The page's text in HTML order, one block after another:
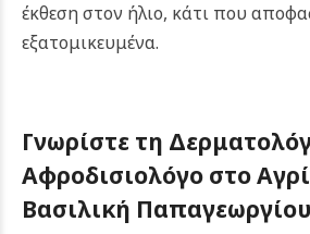
έκθεση στον ήλιο, κάτι που
εξατομικευμένα.
Γνωρίστε τη
Αφροδισιολόγο στο
Βασιλική Παπαγεωργίου